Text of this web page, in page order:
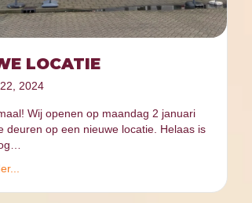
LOCATIE
2024
Wij openen op maandag 2 januari
deuren op een nieuwe locatie. Helaas is